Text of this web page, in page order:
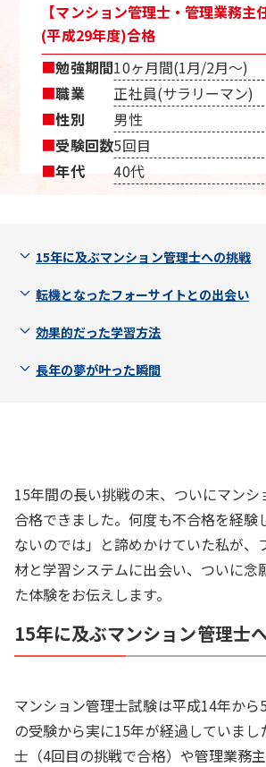
【マンション管理士・管理業務主
(平成29年度)合格
■勉強期間10ヶ月間(1月/2月〜)
■職業
正社員(サラリーマン)
■性別
男性
■受験回数5回目
■年代 40代
15年に及ぶマンション管理士への挑戦
転機となったフォーサイトとの出会い
効果的だった学習方法
長年の夢が叶った瞬間
15年間の長い挑戦の末、ついにマンシ
合格できました。何度も不合格を経験
ないのでは」と諦めかけていた私が、
材と学習システムに出会い、ついに念
た体験をお伝えします。
15年に及ぶマンション管理士
マンション管理士試験は平成14年から
の受験から実に15年が経過していまし
士（4回目の挑戦で合格）や管理業務